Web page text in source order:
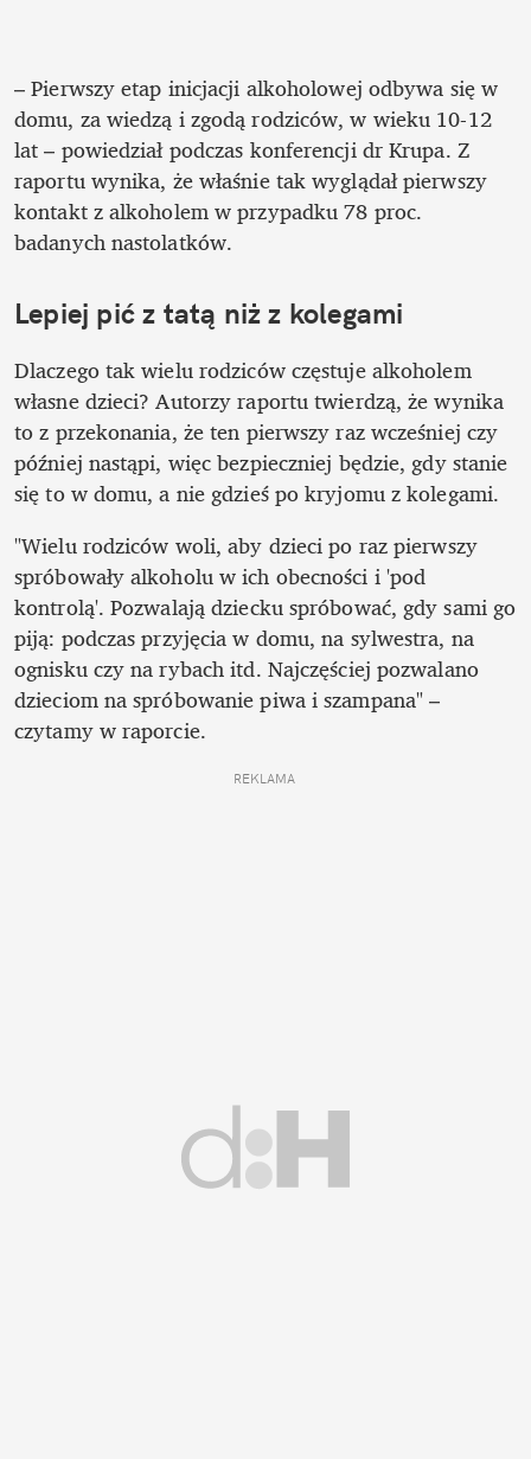
– Pierwszy etap inicjacji alkoholowej odbywa się w
domu, za wiedzą i zgodą rodziców, w wieku 10-12
lat – powiedział podczas konferencji dr Krupa. Z
raportu wynika, że właśnie tak wyglądał pierwszy
kontakt z alkoholem w przypadku 78 proc.
badanych nastolatków.
Lepiej pić z tatą niż z kolegami
Dlaczego tak wielu rodziców częstuje alkoholem
własne dzieci? Autorzy raportu twierdzą, że wynika
to z przekonania, że ten pierwszy raz wcześniej czy
później nastąpi, więc bezpieczniej będzie, gdy stanie
się to w domu, a nie gdzieś po kryjomu z kolegami.
"Wielu rodziców woli, aby dzieci po raz pierwszy
spróbowały alkoholu w ich obecności i 'pod
kontrolą'. Pozwalają dziecku spróbować, gdy sami go
piją: podczas przyjęcia w domu, na sylwestra, na
ognisku czy na rybach itd. Najczęściej pozwalano
dzieciom na spróbowanie piwa i szampana" –
czytamy w raporcie.
REKLAMA